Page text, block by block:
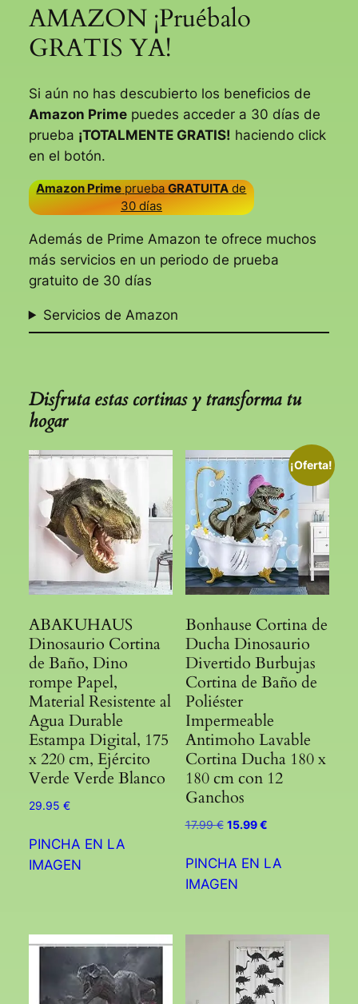
AMAZON ¡Pruébalo
GRATIS YA!
Si aún no has descubierto los beneficios de
Amazon Primepuedes acceder a 30 días de
prueba ¡TOTALMENTE GRATIS! haciendo click
en el botón.
Amazon Prime pruebaGRATUITA de
30 días
Además de Prime Amazon te ofrece muchos
más servicios en un periodo de prueba
gratuito de 30 días
Servicios de Amazon
Disfruta estas cortinas y transforma tu
hogar
ABAKUHAUS
Dinosaurio Cortina
de Baño, Dino
rompe Papel,
Material Resistente al
Agua Durable
Estampa Digital, 175
x 220 cm, Ejército
Verde Verde Blanco
29.95 €
PINCHA EN LA
IMAGEN
¡Oferta!
Bonhause Cortina de
Ducha Dinosaurio
Divertido Burbujas
Cortina de Baño de
Poliéster
Impermeable
Antimoho Lavable
Cortina Ducha 180 x
180 cm con 12
Ganchos
17.99€ El
original
era:
15.99€El
actual
PINCHA EN LA
IMAGEN